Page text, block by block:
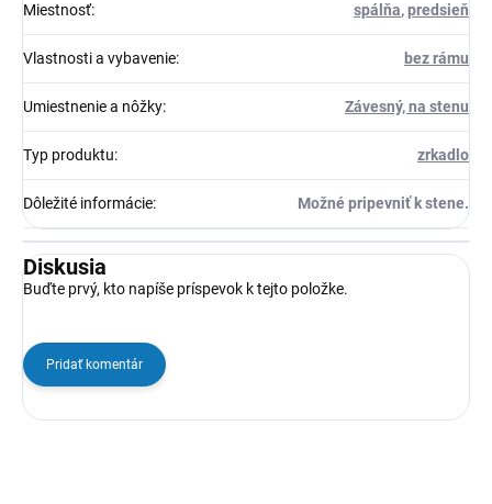
Miestnosť: spálňa,predsieň
Vlastnosti a vybavenie: bez rámu
Umiestnenie a nôžky: Závesný, na stenu
Typ produktu: zrkadlo
Dôležité informácie: Možné pripevniť k stene.
Diskusia
Buďte prvý, kto napíše príspevok k tejto položke.
Pridať komentár